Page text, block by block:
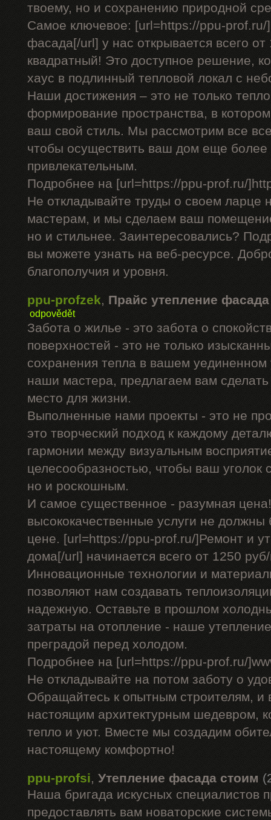
твоему, но и сохранению природной
Самое ключевое: [url=https://ppu-prof.ru/
фасада[/url] у нас открывается всего
квадратный! Это доступное решение,
хаус в подлинный тепловой локал с
Наши достижения – это не только
формирование пространства, в
ваш свой стиль. Мы рассмотрим все
чтобы осуществить ваш дом еще
привлекательным.
Подробнее на [url=https://ppu-prof.ru/
Не откладывайте труды о своем ларце
мастерам, и мы сделаем ваш
но и стильнее. Заинтересовались?
вы можете узнать на веб-ресурсе.
благополучия и уровня.
ppu-profzek,Прайс утепление фасада
odpovědět
Забота о жилье - это забота о
поверхностей - это не только
сохранения тепла в вашем уединенном
наши мастера, предлагаем вам
место для жизни.
Выполненные нами проекты - это не
это творческий подход к каждому
гармонии между визуальным
целесообразностью, чтобы ваш уголок
но и роскошным.
И самое существенное - разумная
высококачественные услуги не
цене. [url=https://ppu-prof.ru/]Ремонт и
дома[/url] начинается всего от 1250
Инновационные технологии и
позволяют нам создавать
надежную. Оставьте в прошлом
затраты на отопление - наше
преградой перед холодом.
Подробнее на [url=https://ppu-prof.ru/
Не откладывайте на потом заботу о
Обращайтесь к опытным строителям, и
настоящим архитектурным шедевром,
тепло и уют. Вместе мы создадим
настоящему комфортно!
ppu-profsi, Утепление фасада стоим
Наша бригада искусных специалистов
предоставлять вам новаторские